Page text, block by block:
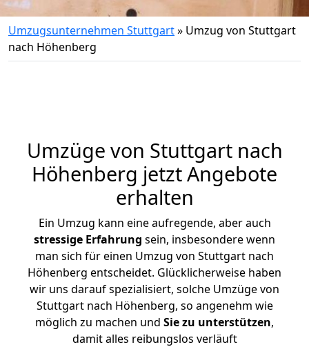
Umzugsunternehmen Stuttgart» Umzug von Stuttgart
nach Höhenberg
Umzüge von Stuttgart nach
Höhenberg jetzt Angebote
erhalten
Ein Umzug kann eine aufregende, aber auch
stressige Erfahrung sein, insbesondere wenn
man sich für einen Umzug von Stuttgart nach
Höhenberg entscheidet. Glücklicherweise haben
wir uns darauf spezialisiert, solche Umzüge von
Stuttgart nach Höhenberg, so angenehm wie
möglich zu machen und Sie zu unterstützen,
damit alles reibungslos verläuft